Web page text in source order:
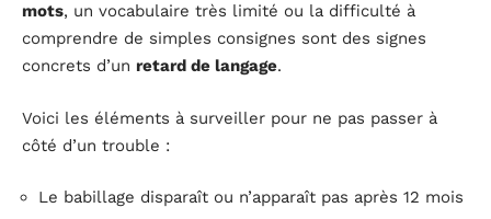
mots, un vocabulaire très limité ou la difficulté à
comprendre de simples consignes sont des signes
concrets d’un retard de langage.
Voici les éléments à surveiller pour ne pas passer à
côté d’un trouble :
Le babillage disparaît ou n’apparaît pas après 12 mois